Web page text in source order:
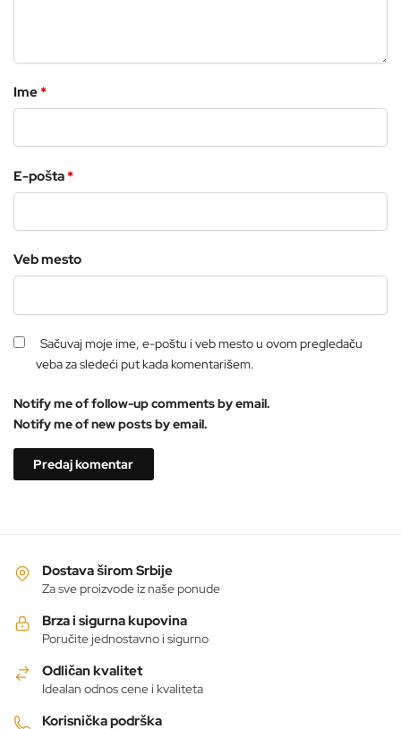
Ime*
E-pošta*
Veb mesto
Sačuvaj moje ime, e-poštu i veb mesto u ovom pregledaču
veba za sledeći put kada komentarišem.
Notify me of follow-up comments by email.
Notify me of new posts by email.
Dostava širom Srbije
Za sve proizvode iz naše ponude
Brza i sigurna kupovina
Poručite jednostavno i sigurno
Odličan kvalitet
Idealan odnos cene i kvaliteta
Korisnička podrška